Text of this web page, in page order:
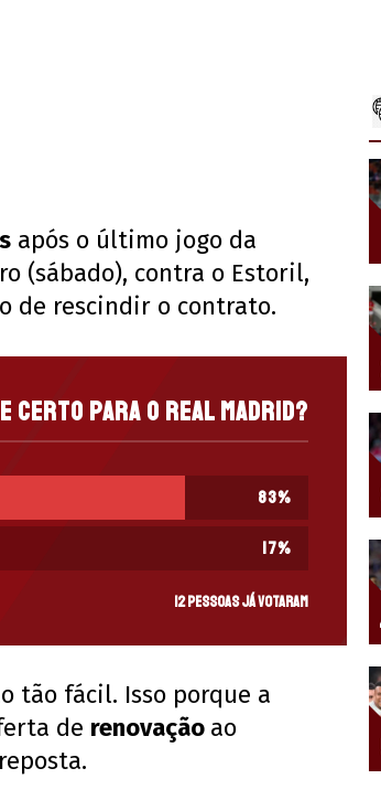
após o último jogo da
(sábado), contra o Estoril,
de rescindir o contrato.
certo para o Real Madrid?
83%
17%
12 pessoas já votaram
tão fácil. Isso porque a
de renovação ao